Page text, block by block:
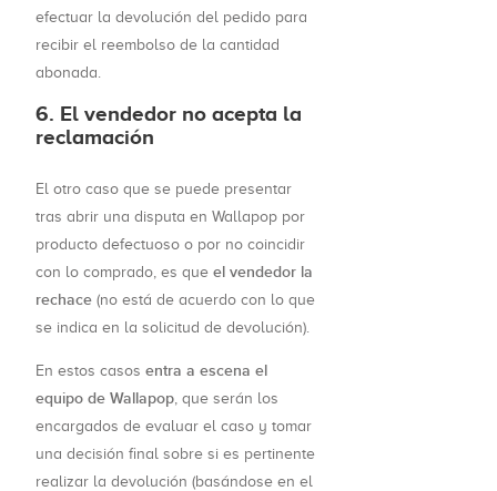
efectuar la devolución del pedido para
recibir el reembolso de la cantidad
abonada.
6. El vendedor no acepta la
reclamación
El otro caso que se puede presentar
tras abrir una disputa en Wallapop por
producto defectuoso o por no coincidir
con lo comprado, es que el vendedor la
rechace (no está de acuerdo con lo que
se indica en la solicitud de devolución).
En estos casos entra a escena el
equipo de Wallapop , que serán los
encargados de evaluar el caso y tomar
una decisión final sobre si es pertinente
realizar la devolución (basándose en el